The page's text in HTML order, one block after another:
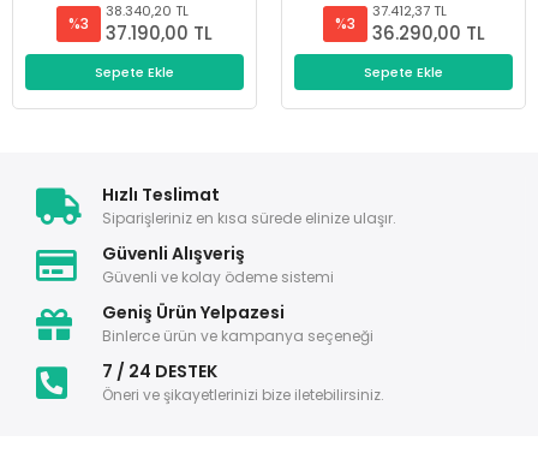
%3
38.340,20 TL
37.190,00 TL
Sepete Ekle
%3
37.412,37 TL
36.290,00 TL
Sepete Ekle
Hızlı Teslimat
Siparişleriniz en kısa sürede elinize ulaşır.
Güvenli Alışveriş
Güvenli ve kolay ödeme sistemi
Geniş Ürün Yelpazesi
Binlerce ürün ve kampanya seçeneği
7 / 24 DESTEK
Öneri ve şikayetlerinizi bize iletebilirsiniz.